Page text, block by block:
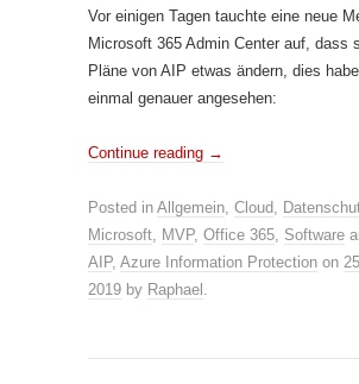
Vor einigen Tagen tauchte eine neue
Microsoft 365 Admin Center auf, dass
Pläne von AIP etwas ändern, dies
einmal genauer angesehen:
Continue reading →
Posted in Allgemein, Cloud,
Microsoft, MVP, Office 365, Software
AIP, Azure Information Protection on
2019 by Raphael .